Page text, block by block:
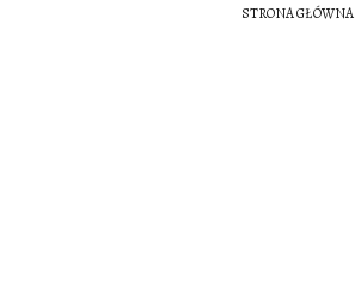
STRONA GŁÓWNA